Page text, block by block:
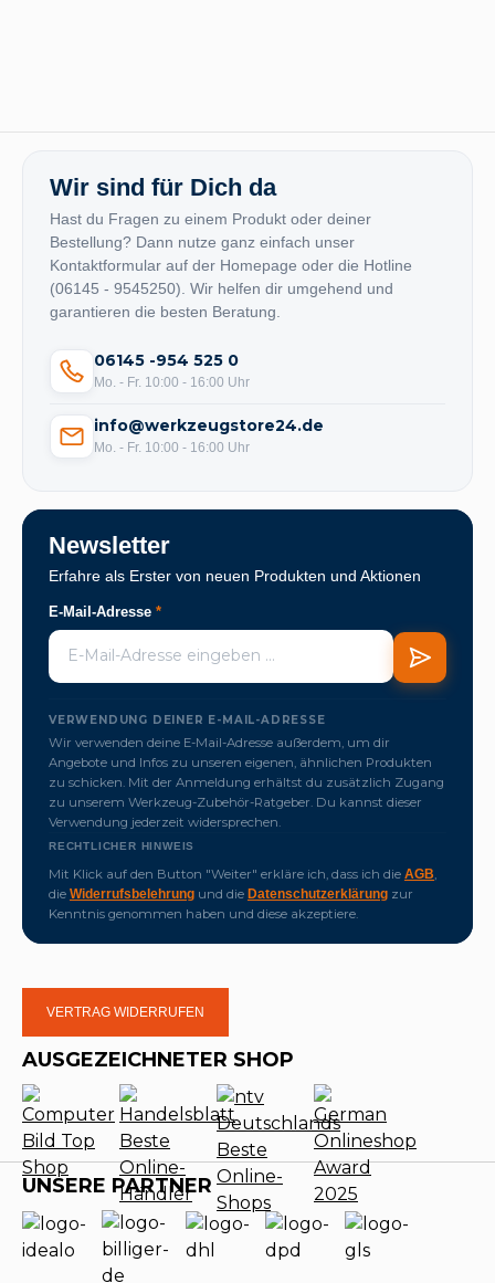
Wir sind für Dich da
Hast du Fragen zu einem Produkt oder deiner
Bestellung? Dann nutze ganz einfach unser
Kontaktformular auf der Homepage oder die Hotline
(06145 - 9545250). Wir helfen dir umgehend und
garantieren die besten Beratung.
06145 -954 525 0
Mo. - Fr. 10:00 - 16:00 Uhr
info@werkzeugstore24.de
Mo. - Fr. 10:00 - 16:00 Uhr
Newsletter
Erfahre als Erster von neuen Produkten und Aktionen
E-Mail-Adresse *
VERWENDUNG DEINER E-MAIL-ADRESSE
Wir verwenden deine E-Mail-Adresse außerdem, um dir
Angebote und Infos zu unseren eigenen, ähnlichen Produkten
zu schicken. Mit der Anmeldung erhältst du zusätzlich Zugang
zu unserem Werkzeug-Zubehör-Ratgeber. Du kannst dieser
Verwendung jederzeit widersprechen.
RECHTLICHER HINWEIS
Mit Klick auf den Button "Weiter" erkläre ich, dass ich die AGB
die Widerrufsbelehrung und die Datenschutzerklärung zur
Kenntnis genommen haben und diese akzeptiere.
VERTRAG WIDERRUFEN
AUSGEZEICHNETER SHOP
UNSERE PARTNER